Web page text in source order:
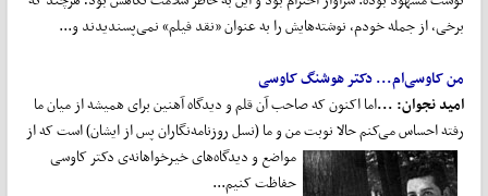
برخی، از جمله خودم، نوشته‏‌هایش را به عنوان «نقد فیلم» نمی‌پسندیدند و...
من کاوسیام... دکتر هوشنگ کاوسی
امید نجوان: ...اما اکنون که صاحب آن قلم و دیدگاه آهنین برای همیشه از میان ما
رفته احساس می‌کنم حالا نوبت من و ما (نسل روزنامه‌نگاران پس از ایشان) است که از
مواضع و دیدگاه‌هایخیرخواهانه‌ی دکتر کاوسی
حفاظت کنیم...